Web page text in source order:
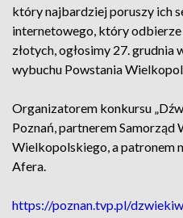
który najbardziej poruszy ich
internetowego, który
złotych, ogłosimy 27. grudnia
wybuchu Powstania
Organizatorem konkursu
Poznań, partnerem Samorząd
Wielkopolskiego, a patronem
Afera.
https://poznan.tvp.pl/